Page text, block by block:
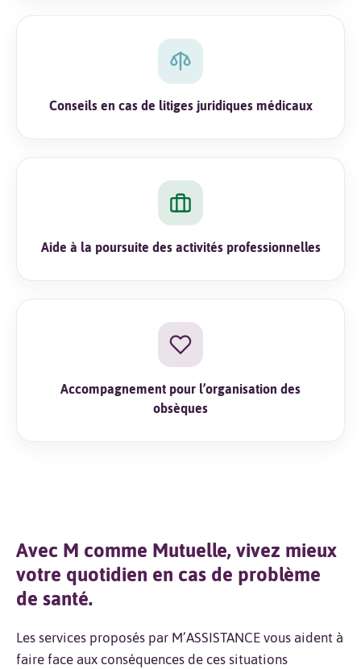
Conseils en cas de litiges juridiques médicaux
Aide à la poursuite des activités professionnelles
Accompagnement pour l’organisation des
obsèques
Avec M comme Mutuelle, vivez mieux
votre quotidien en cas de problème
de santé.
Les services proposés par M’ASSISTANCE vous aident à
faire face aux conséquences de ces situations